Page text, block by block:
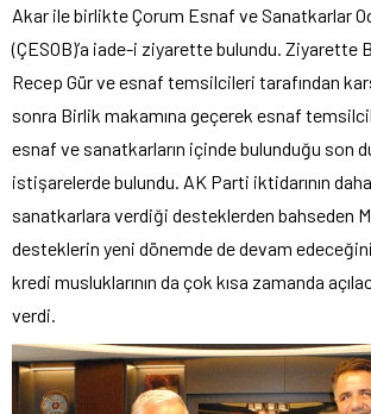
Akar ile birlikte Çorum Esnaf ve Sanatkarlar
(ÇESOB)’a iade-i ziyarette bulundu. Ziyarette
Recep Gür ve esnaf temsilcileri tarafından
sonra Birlik makamına geçerek esnaf
esnaf ve sanatkarların içinde bulunduğu son
istişarelerde bulundu. AK Parti iktidarının
sanatkarlara verdiği desteklerden bahseden
desteklerin yeni dönemde de devam
kredi musluklarının da çok kısa zamanda
verdi.